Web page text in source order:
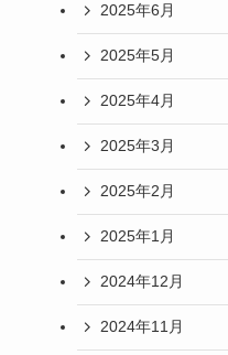
2025年6月
2025年5月
2025年4月
2025年3月
2025年2月
2025年1月
2024年12月
2024年11月